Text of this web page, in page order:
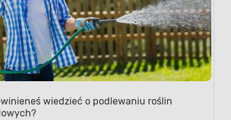
wiedzieć o podlewaniu roślin